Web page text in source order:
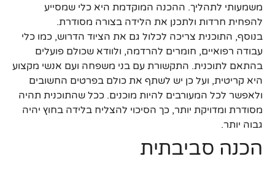
משמעותי לתהליך. ההכנה המוקדמת היא כלי שמסייע
להפחית חרדות ולתכנן את הלידה בצורה מסודרת.
בנוסף, התוכנית צריכה לכלול גם את הציוד הדרוש, כמו כלי
עבודה רפואיים, חומרים להרדמה, ולוודא שכולם פועלים
בהתאם לתוכנית. התקשורת עם בני משפחה ועם אנשי מקצוע
היא קריטית, ועל כן יש לשתף את כולם בפרטים החשובים
ולאפשר לכל המעורבים להיות מוכנים. ככל שהתוכנית תהיה
מסודרת ומדויקת יותר, כך הסיכוי להצליח בלידה בחוץ יהיה
גבוה יותר.
הכנה סביבתית